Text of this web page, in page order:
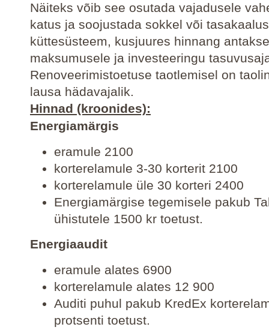
Näiteks võib see osutada vajadusele
katus ja soojustada sokkel või
küttesüsteem, kusjuures hinnang
maksumusele ja investeeringu
Renoveerimistoetuse taotlemisel on
lausa hädavajalik.
Hinnad (kroonides):
Energiamärgis
eramule 2100
korterelamule 3-30 korterit 2100
korterelamule üle 30 korteri 2400
Energiamärgise tegemisele pakub
ühistutele 1500 kr toetust.
Energiaaudit
eramule alates 6900
korterelamule alates 12 900
Auditi puhul pakub KredEx
protsenti toetust.